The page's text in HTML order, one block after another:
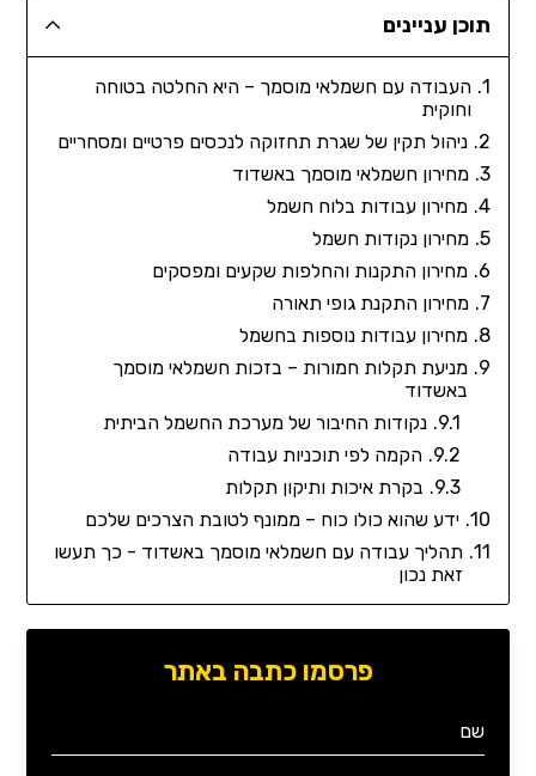
תוכן עניינים
העבודה עם חשמלאי מוסמך – היא החלטה בטוחה
וחוקית
ניהול תקין של שגרת תחזוקה לנכסים פרטיים ומסחריים
מחירון חשמלאי מוסמך באשדוד
מחירון עבודות בלוח חשמל
מחירון נקודות חשמל
מחירון התקנות והחלפות שקעים ומפסקים
מחירון התקנת גופי תאורה
מחירון עבודות נוספות בחשמל
מניעת תקלות חמורות – בזכות חשמלאי מוסמך
באשדוד
נקודות החיבור של מערכת החשמל הביתית
הקמה לפי תוכניות עבודה
בקרת איכות ותיקון תקלות
ידע שהוא כולו כוח – ממונף לטובת הצרכים שלכם
תהליך עבודה עם חשמלאי מוסמך באשדוד - כך תעשו
זאת נכון
פרסמו כתבה באתר